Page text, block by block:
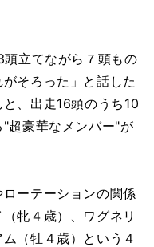
立てながら７頭もの
そろった」と話した
、出走16頭のうち10
超豪華なメンバー"が
ーテーションの関係
牝４歳）、ワグネリ
（牡４歳）という４